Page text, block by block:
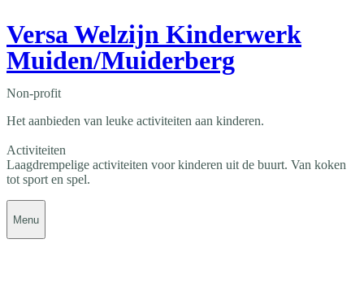
Versa Welzijn Kinderwerk
Muiden/Muiderberg
Non-profit
Het aanbieden van leuke activiteiten aan kinderen.
Activiteiten
Laagdrempelige activiteiten voor kinderen uit de buurt. Van koken
tot sport en spel.
Menu